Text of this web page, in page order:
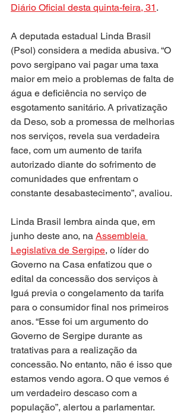
Diário Oficial desta quinta-feira, 31 .
A deputada estadual Linda Brasil
(Psol) considera a medida abusiva. “O
povo sergipano vai pagar uma taxa
maior em meio a problemas de falta de
água e deficiência no serviço de
esgotamento sanitário. A privatização
da Deso, sob a promessa de melhorias
nos serviços, revela sua verdadeira
face, com um aumento de tarifa
autorizado diante do sofrimento de
comunidades que enfrentam o
constante desabastecimento”, avaliou.
Linda Brasil lembra ainda que, em
junho deste ano, na Assembleia
Legislativa de Sergipe, o líder do
Governo na Casa enfatizou que o
edital da concessão dos serviços à
Iguá previa o congelamento da tarifa
para o consumidor final nos primeiros
anos. “Esse foi um argumento do
Governo de Sergipe durante as
tratativas para a realização da
concessão. No entanto, não é isso que
estamos vendo agora. O que vemos é
um verdadeiro descaso com a
população”, alertou a parlamentar.